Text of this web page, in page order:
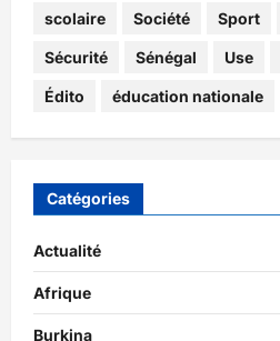
scolaire Société Sport
Sécurité Sénégal Use
Édito éducation nationale
Catégories
Actualité
Afrique
Burkina